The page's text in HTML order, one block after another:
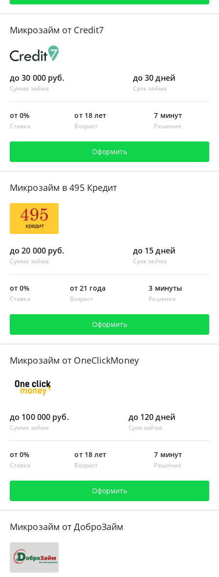
Микрозайм от Credit7
до 30 000 руб.
Сумма займа
до 30 дней
Срок займа
от 0%
Ставка
от 18 лет
Возраст
7 минут
Решение
Оформить
Микрозайм в 495 Кредит
до 20 000 руб.
Сумма займа
до 15 дней
Срок займа
от 0%
Ставка
от 21 года
Возраст
3 минуты
Решение
Оформить
Микрозайм от OneClickMoney
до 100 000 руб.
Сумма займа
до 120 дней
Срок займа
от 0%
Ставка
от 18 лет
Возраст
7 минут
Решение
Оформить
Микрозайм от ДоброЗайм